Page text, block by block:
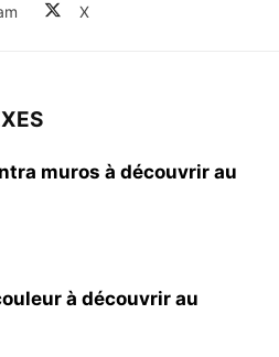
X
muros à découvrir au
à découvrir au